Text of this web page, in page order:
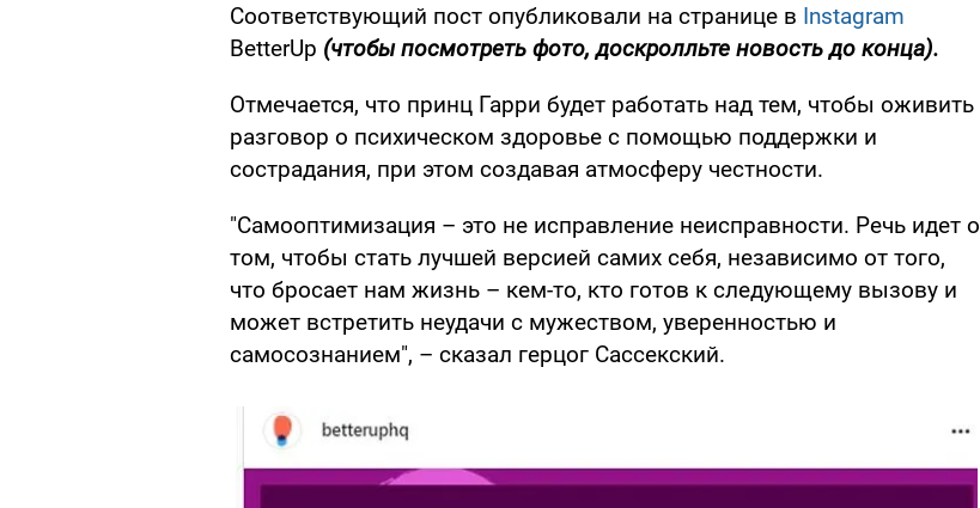
Соответствующий пост опубликовали на странице в Instagram
BetterUp (чтобы посмотреть фото, доскролльте новость до конца).
Отмечается, что принц Гарри будет работать над тем, чтобы оживить
разговор о психическом здоровье с помощью поддержки и
сострадания, при этом создавая атмосферу честности.
"Самооптимизация – это не исправление неисправности. Речь идет о
том, чтобы стать лучшей версией самих себя, независимо от того,
что бросает нам жизнь – кем-то, кто готов к следующему вызову и
может встретить неудачи с мужеством, уверенностью и
самосознанием", – сказал герцог Сассекский.